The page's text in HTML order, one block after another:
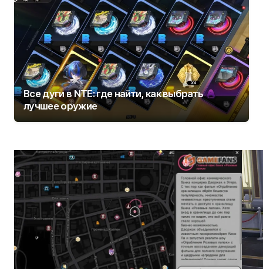
Все дуги в NTE: где найти, как выбрать
лучшее оружие